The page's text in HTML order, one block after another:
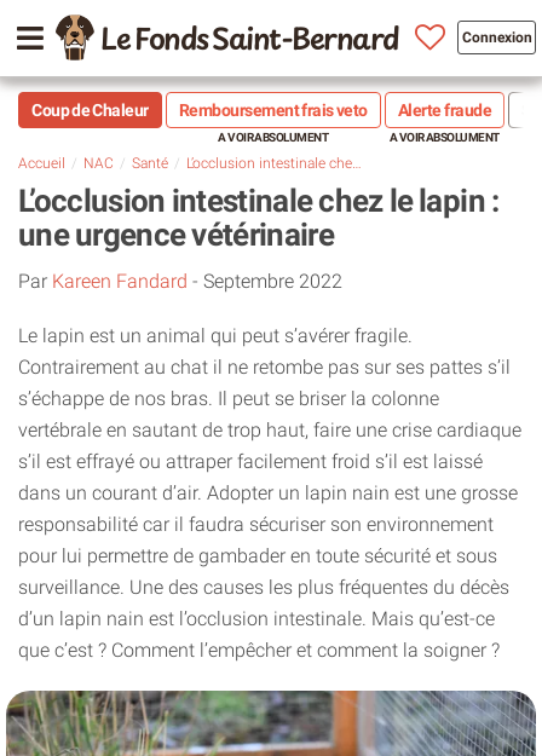
Le Fonds Saint-Bernard Connexion
Coup de Chaleur Remboursement frais veto Alerte fraude
Accueil NAC Santé L’occlusion intestinale chez le lapin : une urgence vétérinaire
L’occlusion intestinale chez le lapin :
une urgence vétérinaire
Par Kareen Fandard - Septembre 2022
Le lapin est un animal qui peut s’avérer fragile.
Contrairement au chat il ne retombe pas sur ses pattes s’il
s’échappe de nos bras. Il peut se briser la colonne
vertébrale en sautant de trop haut, faire une crise cardiaque
s’il est effrayé ou attraper facilement froid s’il est laissé
dans un courant d’air. Adopter un lapin nain est une grosse
responsabilité car il faudra sécuriser son environnement
pour lui permettre de gambader en toute sécurité et sous
surveillance. Une des causes les plus fréquentes du décès
d’un lapin nain est l’occlusion intestinale. Mais qu’est-ce
que c’est ? Comment l’empêcher et comment la soigner ?